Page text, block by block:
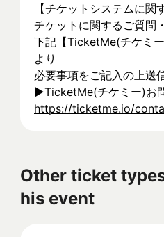
【チケットシステムに関
チケットに関するご質問
下記【TicketMe(チケミ
より
必要事項をご記入の上送
▶TicketMe(チケミー)お
https://ticketme.io/
Other ticket
his event